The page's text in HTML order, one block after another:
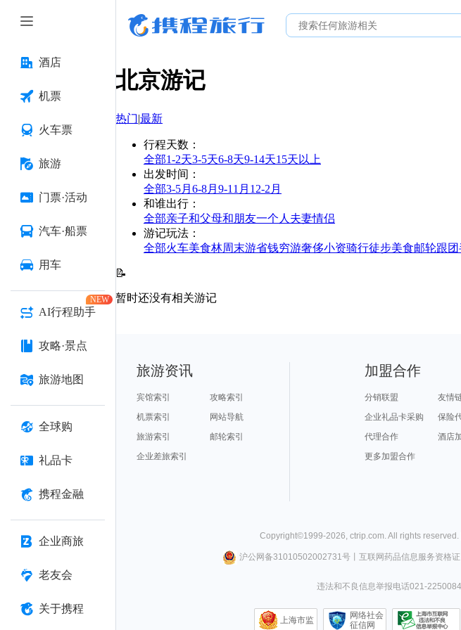
酒店
机票
火车票
旅游
门票·活动
汽车·船票
用车
AI行程助手
NEW
攻略·景点
旅游地图
全球购
礼品卡
携程金融
企业商旅
老友会
关于携程
北京游记
热门|最新
行程天数 ：
全部1-2天3-5天6-8天9-14天15天以上
出发时间 ：
全部3-5月 6-8月 9-11月 12-2月
和谁出行 ：
全部亲子和父母和朋友一个人 夫妻情侣
游记玩法 ：
全部火车美食林周末游省钱穷游奢侈小资骑行徒步美食邮轮跟团
📝
暂时还没有相关游记
旅游资讯
宾馆索引
攻略索引
机票索引
网站导航
旅游索引
邮轮索引
企业差旅索引
加盟合作
分销联盟
友情
企业礼品卡采购
保险
代理合作
酒店
更多加盟合作
Copyright©1999-2026, ctrip.com. All rights reserved.
沪公网备31010502002731号丨 互联网药品信息服务资格证
违法和不良信息举报电话021-
上海市监
网络社会
征信网